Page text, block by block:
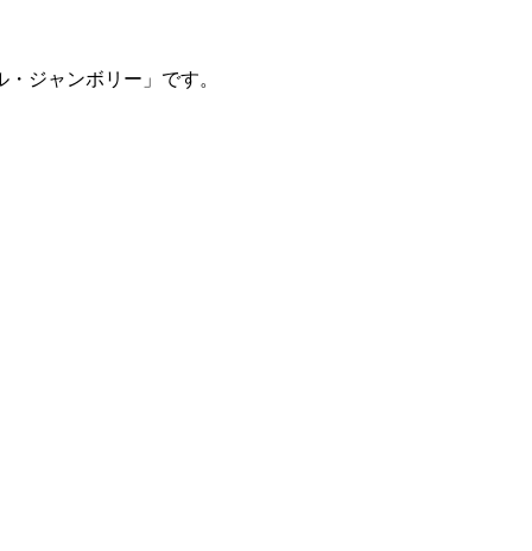
ジャンボリー」です。